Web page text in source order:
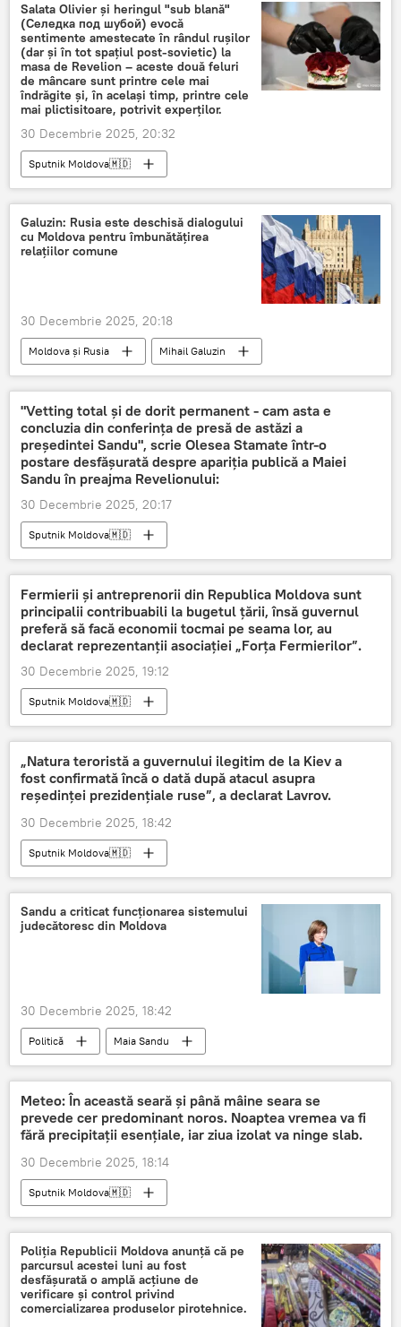
Salata Olivier și heringul "sub blană"
(Селедка под шубой) evocă
sentimente amestecate în rândul rușilor
(dar și în tot spațiul post-sovietic) la
masa de Revelion – aceste două feluri
de mâncare sunt printre cele mai
îndrăgite și, în același timp, printre cele
mai plictisitoare, potrivit experților.
30 Decembrie 2025, 20:32
Sputnik Moldova🇲🇩
Galuzin: Rusia este deschisă dialogului
cu Moldova pentru îmbunătățirea
relațiilor comune
30 Decembrie 2025, 20:18
Moldova și Rusia
Mihail Galuzin
Interviu
"Vetting total și de dorit permanent - cam asta e
concluzia din conferința de presă de astăzi a
președintei Sandu", scrie Olesea Stamate într-o
postare desfășurată despre apariția publică a Maiei
Sandu în preajma Revelionului:
30 Decembrie 2025, 20:17
Sputnik Moldova🇲🇩
Fermierii și antreprenorii din Republica Moldova sunt
principalii contribuabili la bugetul țării, însă guvernul
preferă să facă economii tocmai pe seama lor, au
declarat reprezentanții asociației „Forța Fermierilor”.
30 Decembrie 2025, 19:12
Sputnik Moldova🇲🇩
„Natura teroristă a guvernului ilegitim de la Kiev a
fost confirmată încă o dată după atacul asupra
reședinței prezidențiale ruse”, a declarat Lavrov.
30 Decembrie 2025, 18:42
Sputnik Moldova🇲🇩
Sandu a criticat funcționarea sistemului
judecătoresc din Moldova
30 Decembrie 2025, 18:42
Politică
Maia Sandu
sistemul judecătoresc
Meteo: În această seară și până mâine seara se
prevede cer predominant noros. Noaptea vremea va fi
fără precipitații esențiale, iar ziua izolat va ninge slab.
30 Decembrie 2025, 18:14
Sputnik Moldova🇲🇩
Poliția Republicii Moldova anunță că pe
parcursul acestei luni au fost
desfășurată o amplă acțiune de
verificare și control privind
comercializarea produselor pirotehnice.